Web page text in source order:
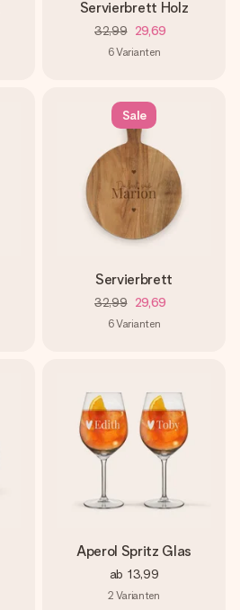
Servierbrett Holz
32,99 29,69
6Varianten
Sale
Servierbrett
32,99 29,69
6Varianten
Aperol Spritz Glas
ab 13,99
2 Varianten